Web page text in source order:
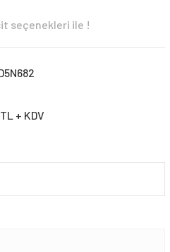
seçenekleri ile !
+ KDV